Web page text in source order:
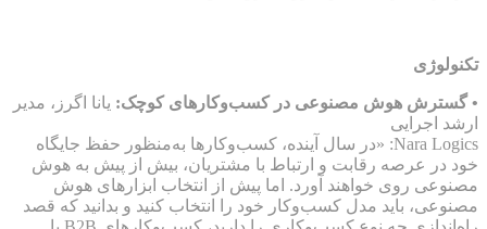
تکنولوژی
• گسترش هوش مصنوعی در کسب‌وکارهای کوچک: یانا اگرز، مدیر
ارشد اجرایی
Nara Logics: «در سال آینده، کسب‌وکارها به‌منظور حفظ جایگاه
خود در عرصه رقابت و ارتباط با مشتریان، بیش از پیش به هوش
مصنوعی روی خواهند آورد. اما پیش از انتخاب ابزارهای هوش
مصنوعی، باید مدل کسب‌وکار خود را انتخاب کنید و بدانید که قصد